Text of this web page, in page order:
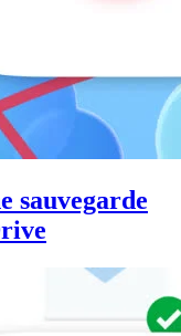
sauvegarde